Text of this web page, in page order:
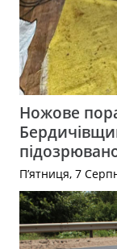
Ножове
П’ятниця, 7